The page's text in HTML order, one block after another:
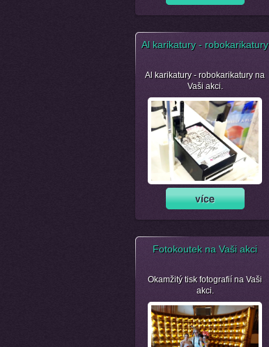
Al karikatury - robokarikatury
Al karikatury - robokarikatury na
Vaši akci.
Fotokoutek na Vaši akci
Okamžitý tisk fotografií na Vaši
akci.